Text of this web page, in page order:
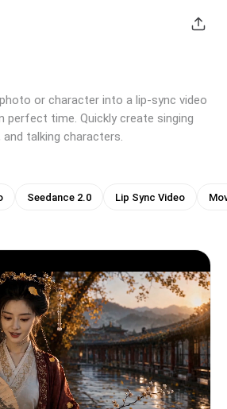
or character into a lip-sync video
perfect time. Quickly create singing
talking characters.
Seedance 2.0 Lip Sync Video